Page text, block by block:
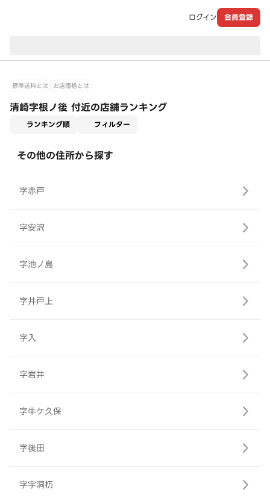
ログイン 会員登録
標準送料とは お店価格とは
清崎字根ノ後 付近の店舗ランキング
ランキング順 フィルター
その他の住所から探す
字赤戸
字安沢
字池ノ島
字井戸上
字入
字岩井
字牛ケ久保
字後田
字宇洞杤